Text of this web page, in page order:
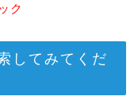
ク
してみてくだ